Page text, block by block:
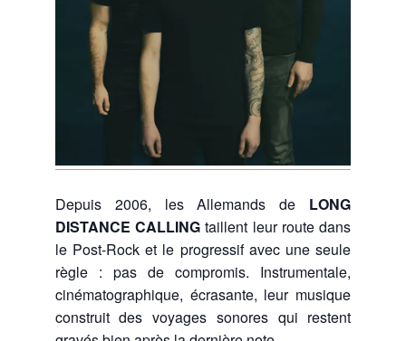
Depuis 2006, les Allemands de LONG
DISTANCE CALLING taillent leur route dans
le Post-Rock et le progressif avec une seule
règle : pas de compromis. Instrumentale,
cinématographique, écrasante, leur musique
construit des voyages sonores qui restent